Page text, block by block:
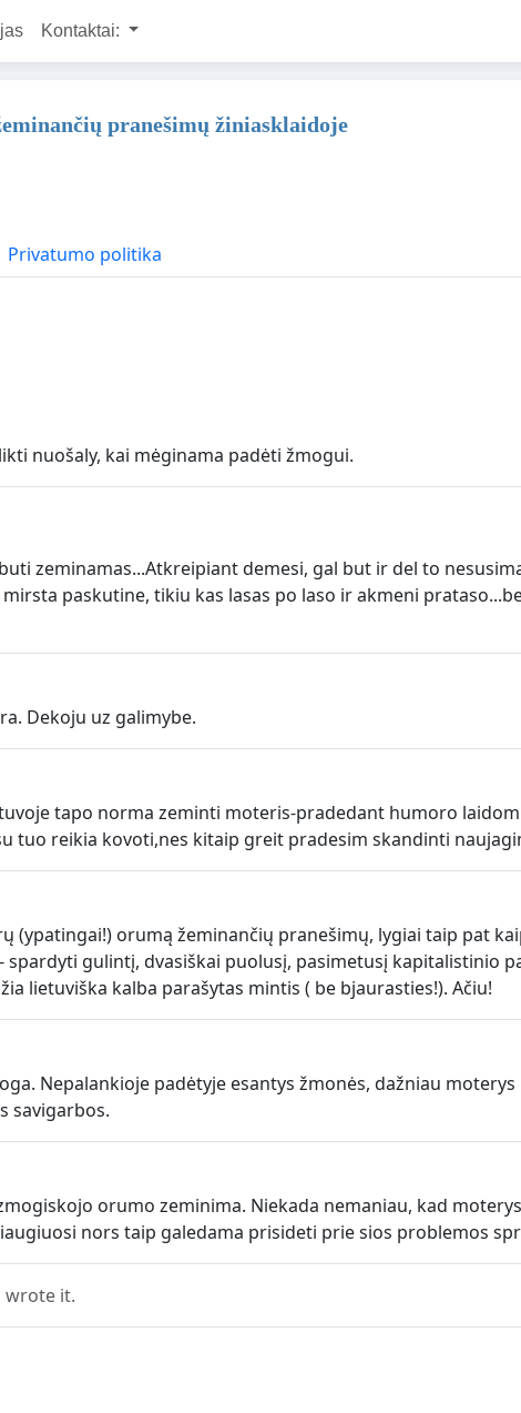
Kontaktai:
pranešimų žiniasklaidoje
Privatumo politika
nuošaly, kai mėginama padėti žmogui.
zeminamas...Atkreipiant demesi, gal but ir del to
paskutine, tikiu kas lasas po laso ir akmeni
Dekoju uz galimybe.
tapo norma zeminti moteris-pradedant humoro
tuo reikia kovoti,nes kitaip greit pradesim skandinti
(ypatingai!) orumą žeminančių pranešimų, lygiai taip pat
gulintį, dvasiškai puolusį, pasimetusį kapitalistinio
lietuviška kalba parašytas mintis ( be bjaurasties!). Ačiu!
Nepalankioje padėtyje esantys žmonės, dažniau
savigarbos.
orumo zeminima. Niekada nemaniau, kad
nors taip galedama prisideti prie sios problemos
wrote it.